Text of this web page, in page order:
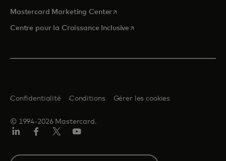
Mastercard Marketing Centers’ouvre dans un nouvel onglet
Centre pour la Croissance Inclusive s’ouvre dans un nouvel
© 1994-2026 Mastercard.
Confidentialité Conditions Gérer les cookies
Select